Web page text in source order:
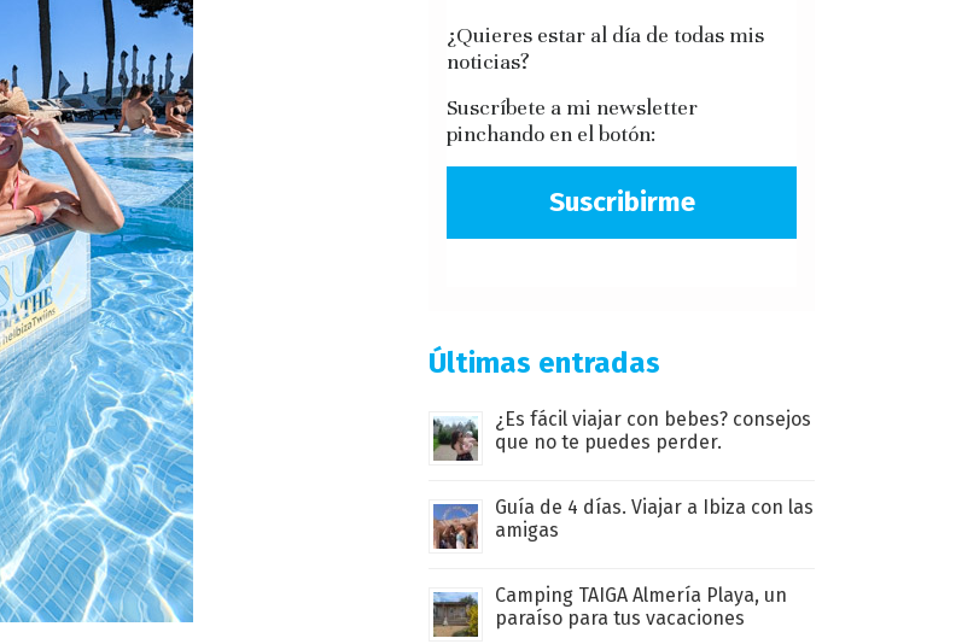
¿Quieres estar al día de todas mis
noticias?
Suscríbete a mi newsletter
pinchando en el botón:
Suscribirme
Últimas entradas
¿Es fácil viajar con bebes? consejos
que no te puedes perder.
Guía de 4 días. Viajar a Ibiza con las
amigas
Camping TAIGA Almería Playa, un
paraíso para tus vacaciones